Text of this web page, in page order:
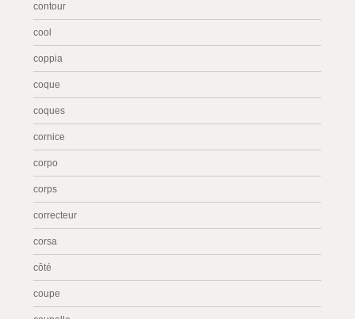
contour
cool
coppia
coque
coques
cornice
corpo
corps
correcteur
corsa
côté
coupe